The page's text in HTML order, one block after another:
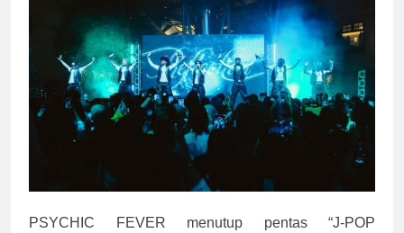
PSYCHIC FEVER menutup pentas “J-POP